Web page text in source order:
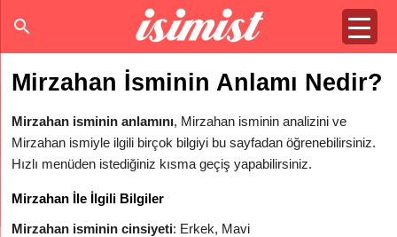
Mirzahan İsminin Anlamı Nedir?
Mirzahan isminin anlamını, Mirzahan isminin analizini ve
Mirzahan ismiyle ilgili birçok bilgiyi bu sayfadan öğrenebilirsiniz.
Hızlı menüden istediğiniz kısma geçiş yapabilirsiniz.
Mirzahan İle İlgili Bilgiler
Mirzahan isminin cinsiyeti: Erkek, Mavi